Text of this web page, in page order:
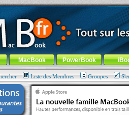
100% nomade !
au menu général-Aller au menu de
MacBook PowerBook
Liste des Membres Groupes